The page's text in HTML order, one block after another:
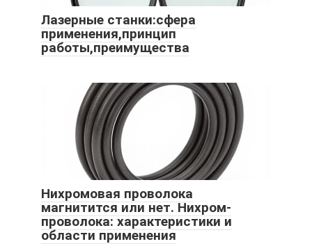
Лазерные станки:сфера
применения,принцип
работы,преимущества
Нихромовая проволока
магнитится или нет. Нихром-
проволока: характеристики и
области применения